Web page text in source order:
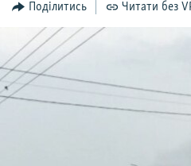
Поділитись Читати без